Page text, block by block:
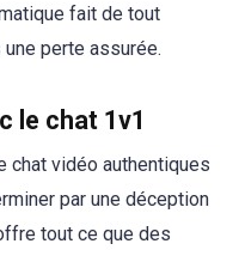
fait de tout
perte assurée.
le chat 1v1
chat vidéo authentiques
par une déception
tout ce que des